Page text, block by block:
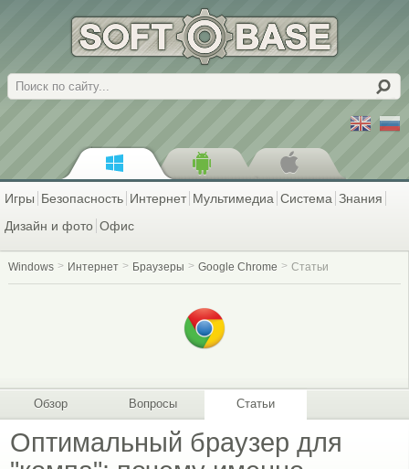
Поиск
Игры Безопасность Интернет Мультимедиа Система Знания
Дизайн и фото Офис
Windows Интернет Браузеры Google Chrome Статьи
Обзор Вопросы Статьи
Оптимальный браузер для